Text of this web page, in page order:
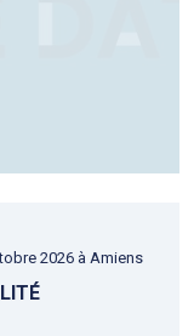
2026 à Amiens